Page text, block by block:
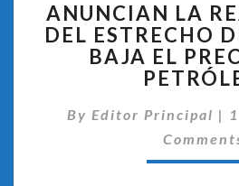
LA
DEL
Y
ANUNCIAN LA
DEL ESTRECHO
BAJA EL
By Editor Principal |